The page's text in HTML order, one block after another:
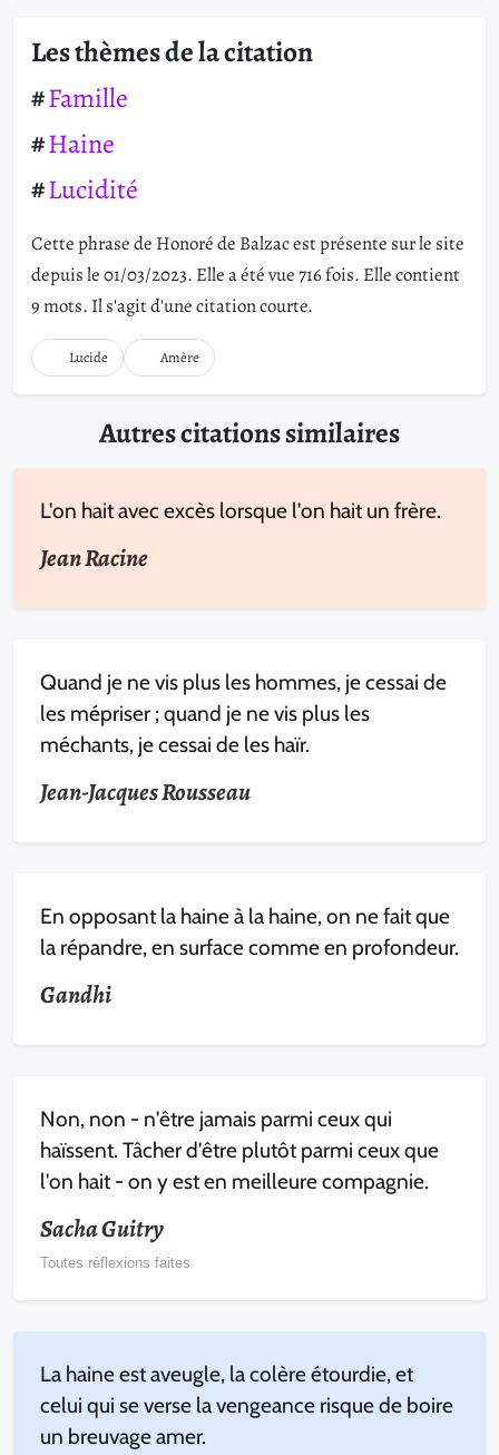
Les thèmes de la citation
Famille
Haine
Lucidité
Cette phrase de Honoré de Balzac est présente sur le site
depuis le 01/03/2023. Elle a été vue 716 fois. Elle contient
9 mots. Il s'agit d'une citation courte.
Lucide Amère
Autres citations similaires
L'on hait avec excès lorsque l'on hait un frère.
Jean Racine
Quand je ne vis plus les hommes, je cessai de
les mépriser ; quand je ne vis plus les
méchants, je cessai de les haïr.
Jean-Jacques Rousseau
En opposant la haine à la haine, on ne fait que
la répandre, en surface comme en profondeur.
Gandhi
Non, non - n'être jamais parmi ceux qui
haïssent. Tâcher d'être plutôt parmi ceux que
l'on hait - on y est en meilleure compagnie.
Sacha Guitry
Toutes réflexions faites
La haine est aveugle, la colère étourdie, et
celui qui se verse la vengeance risque de boire
un breuvage amer.